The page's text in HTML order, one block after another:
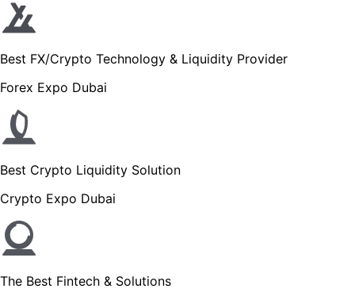
Best FX/Crypto Technology & Liquidity Provider
Forex Expo Dubai
Best Crypto Liquidity Solution
Crypto Expo Dubai
The Best Fintech & Solutions